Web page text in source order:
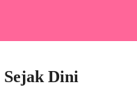
Sejak Dini